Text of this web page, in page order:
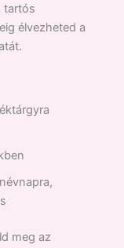
tartós
élvezheted a
meg az